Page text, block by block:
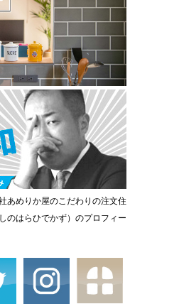
あめりか屋のこだわりの注文住
のはらひでかず）のプロフィー